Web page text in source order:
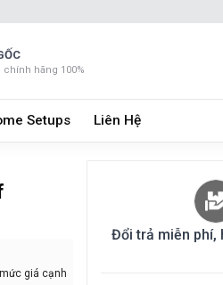
chính hãng 100%
Setups Liên Hệ
giá cạnh
Đổi trả miễn phí,